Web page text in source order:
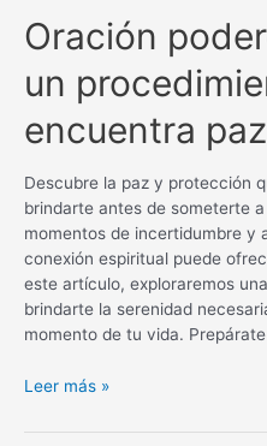
Oración
un
encuentra
Descubre la paz y protección
brindarte antes de someterte
momentos de incertidumbre y
conexión espiritual puede
este artículo, exploraremos
brindarte la serenidad
momento de tu vida.
Oración
antes
Leer más »